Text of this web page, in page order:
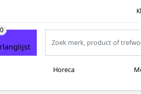
Horeca